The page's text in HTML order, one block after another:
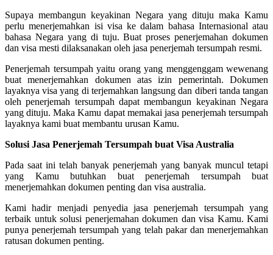
Supaya membangun keyakinan Negara yang dituju maka Kamu
perlu menerjemahkan isi visa ke dalam bahasa Internasional atau
bahasa Negara yang di tuju. Buat proses penerjemahan dokumen
dan visa mesti dilaksanakan oleh jasa penerjemah tersumpah resmi.
Penerjemah tersumpah yaitu orang yang menggenggam wewenang
buat menerjemahkan dokumen atas izin pemerintah. Dokumen
layaknya visa yang di terjemahkan langsung dan diberi tanda tangan
oleh penerjemah tersumpah dapat membangun keyakinan Negara
yang dituju. Maka Kamu dapat memakai jasa penerjemah tersumpah
layaknya kami buat membantu urusan Kamu.
Solusi Jasa Penerjemah Tersumpah buat Visa Australia
Pada saat ini telah banyak penerjemah yang banyak muncul tetapi
yang Kamu butuhkan buat penerjemah tersumpah buat
menerjemahkan dokumen penting dan visa australia.
Kami hadir menjadi penyedia jasa penerjemah tersumpah yang
terbaik untuk solusi penerjemahan dokumen dan visa Kamu. Kami
punya penerjemah tersumpah yang telah pakar dan menerjemahkan
ratusan dokumen penting.